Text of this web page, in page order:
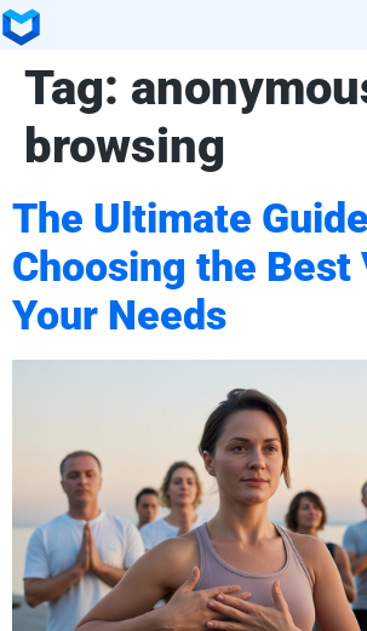
Tag:
browsing
The Ultimate
Choosing the Best
Your Needs